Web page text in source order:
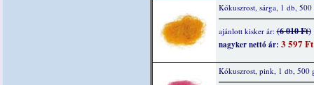
Kókuszrost, sárga, 1 db, 500
ajánlott kisker ár:(6 010 Ft)
nagyker nettó ár: 3 597 Ft
Kókuszrost, pink, 1 db, 500